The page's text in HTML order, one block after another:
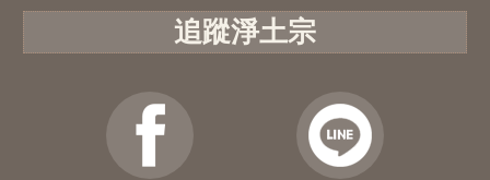
追蹤淨土宗